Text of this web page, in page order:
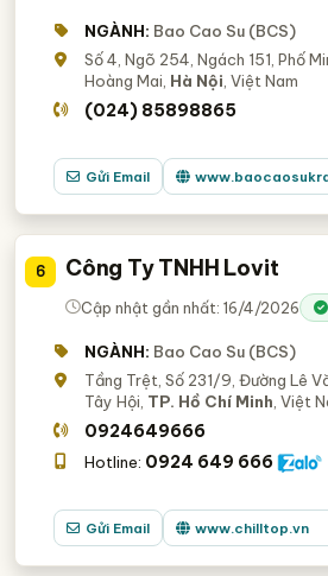
NGÀNH: Bao Cao Su (BCS)
Số 4, Ngõ 254, Ngách 151, Phố
Hoàng Mai, Hà Nội , Việt Nam
(024) 85898865
Gửi Email
6 Công Ty TNHH Lovit
Cập nhật gần nhất: 16/4/2026
NGÀNH: Bao Cao Su (BCS)
Tầng Trệt, Số 231/9, Đường Lê
Tây Hội, TP. Hồ Chí Minh , Việt
0924649666
Hotline: 0924 649 666
Gửi Email www.chilltop.vn